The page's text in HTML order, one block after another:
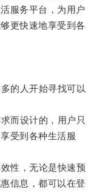
服务平台，为用户
更快速地享受到各
的人开始寻找可以
而设计的，用户只
受到各种生活服
性，无论是快速预
信息，都可以在登